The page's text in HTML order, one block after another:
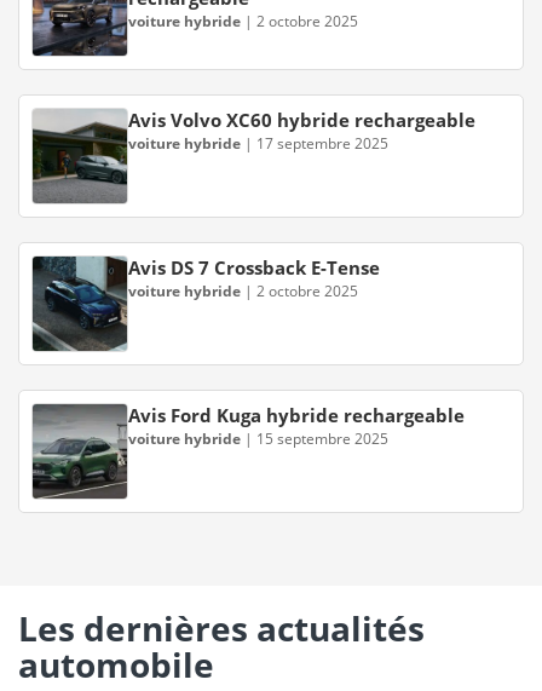
voiture hybride | 2 octobre 2025
Avis Volvo XC60 hybride rechargeable
voiture hybride | 17 septembre 2025
Avis DS 7 Crossback E-Tense
voiture hybride | 2 octobre 2025
Avis Ford Kuga hybride rechargeable
voiture hybride | 15 septembre 2025
Les dernières actualités
automobile